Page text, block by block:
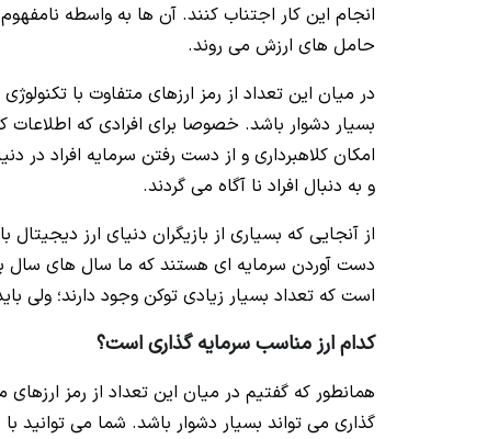
انجام این کار اجتناب کنند. آن ها به واسطه
حامل های ارزش می روند.
در میان این تعداد از رمز ارزهای متفاوت با
بسیار دشوار باشد. خصوصا برای افرادی که اطلاعات
و به دنبال افراد نا آگاه می گردند.
از آنجایی که بسیاری از بازیگران دنیای ارز
دست آوردن سرمایه ای هستند که ما سال های سال
است که تعداد بسیار زیادی توکن وجود دارند؛ ولی
کدام ارز مناسب سرمایه گذاری است؟
همانطور که گفتیم در میان این تعداد از رمز
گذاری می تواند بسیار دشوار باشد. شما می توانید